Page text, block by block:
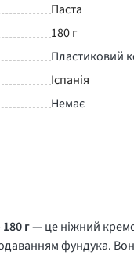
Паста
180 г
Пластиковий
Іспанія
Немає
г— це ніжний
фундука.